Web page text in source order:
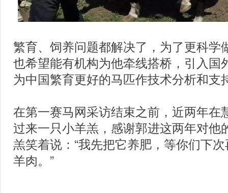
繁育、饲养问题都解决了，为了更科学
也希望能有机构为他牵线搭桥，引入国
为中国繁育更好的马匹作技术分析和支
在第一赛马网采访结束之前，近两年在
过来一只小羊羔，感谢郭进这两年对他
羔笑着说：“我先把它养肥，等你们下
羊肉。”